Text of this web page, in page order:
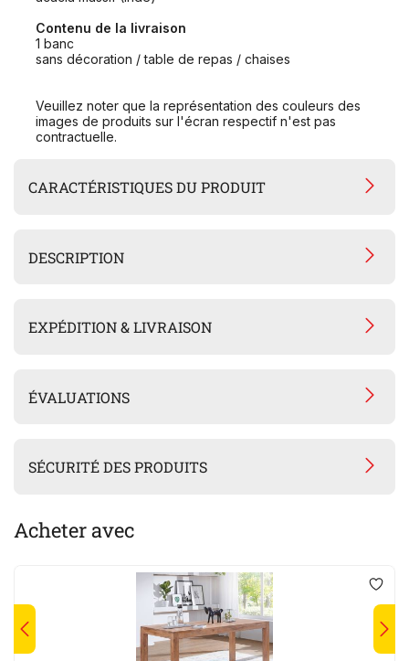
Contenu de la livraison
1 banc
sans décoration / table de repas / chaises
Veuillez noter que la représentation des couleurs des
images de produits sur l'écran respectif n'est pas
contractuelle.
CARACTÉRISTIQUES DU PRODUIT
DESCRIPTION
EXPÉDITION & LIVRAISON
ÉVALUATIONS
SÉCURITÉ DES PRODUITS
Acheter avec